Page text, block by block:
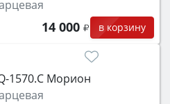
14 000 в корзину
1570.C Морион